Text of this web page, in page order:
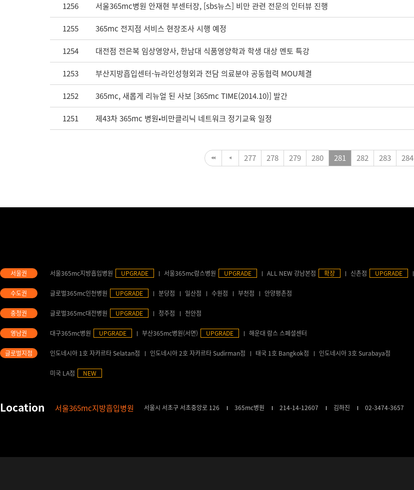
1256 서울365mc병원 안재현 부센터장, [sbs뉴스] 비만 관련 전문의 인터뷰 진행
1255 365mc 전지점 서비스 현장조사 시행 예정
1254 대전점 전은복 임상영양사, 한남대 식품영양학과 학생 대상 멘토 특강
1253 부산지방흡입센터-뉴라인성형외과 전담 의료분야 공동협력 MOU체결
1252 365mc, 새롭게 리뉴얼 된 사보 [365mc TIME(2014.10)] 발간
1251 제43차 365mc 병원•비만클리닉 네트워크 정기교육 일정
277 278 279 280 281 282 283 284
서울365mc지방흡입병원 UPGRADE 서울365mc람스병원 UPGRADE ALL NEW 강남본점 확장 신촌점 UPGRADE
글로벌365mc인천병원 UPGRADE 분당점 일산점 수원점 부천점 안양평촌점
글로벌365mc대전병원 UPGRADE 청주점 천안점
대구365mc병원 UPGRADE 부산365mc병원(서면) UPGRADE 해운대 람스 스페셜센터
인도네시아 1호 자카르타 Selatan점 인도네시아 2호 자카르타 Sudirman점 태국 1호 Bangkok점 인도네시아 3호 Surabaya점
미국 LA점 NEW
서울365mc지방흡입병원 서울시 서초구 서초중앙로 126 365mc병원 214-14-12607 김하진 02-3474-3657